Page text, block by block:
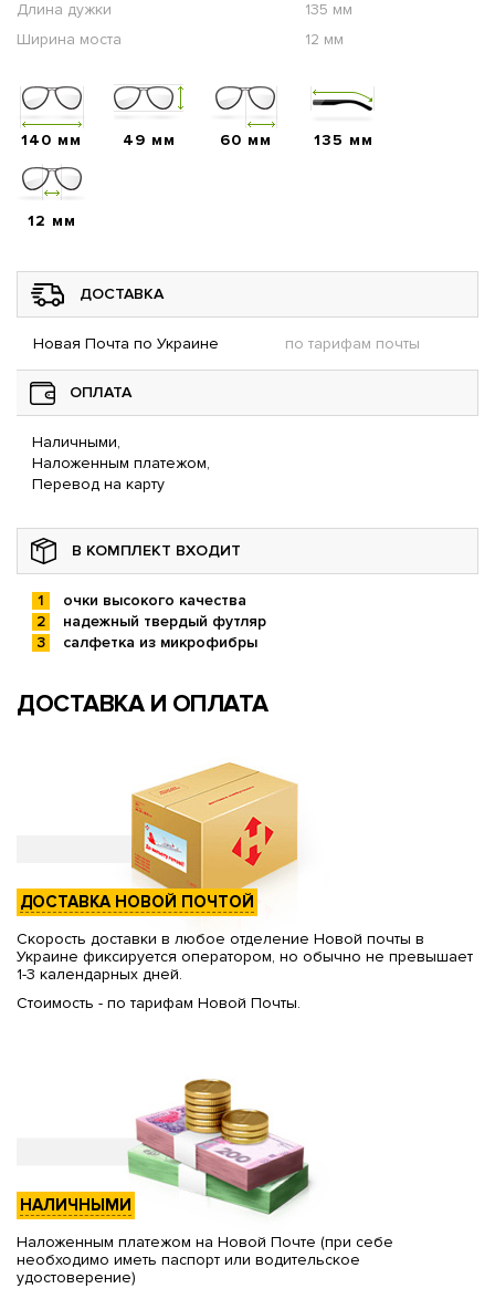
Длина дужки
135 мм
Ширина моста
12 мм
140 мм 49 мм 60 мм 135 мм
12 мм
ДОСТАВКА
Новая Почта по Украине по тарифам почты
ОПЛАТА
Наличными,
Наложенным платежом,
Перевод на карту
В КОМПЛЕКТ ВХОДИТ
очки высокого качества
надежный твердый футляр
салфетка из микрофибры
ДОСТАВКА И ОПЛАТА
ДОСТАВКА НОВОЙ ПОЧТОЙ
Скорость доставки в любое отделение Новой почты в
Украине фиксируется оператором, но обычно не превышает
1-3 календарных дней.
Стоимость - по тарифам Новой Почты.
НАЛИЧНЫМИ
Наложенным платежом на Новой Почте (при себе
необходимо иметь паспорт или водительское
удостоверение)